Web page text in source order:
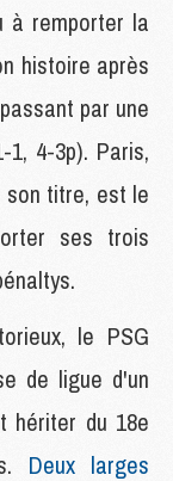
à remporter la
histoire après
par une
4-3p). Paris,
son titre, est le
ses trois
le PSG
de ligue d'un
hériter du 18e
Deux larges